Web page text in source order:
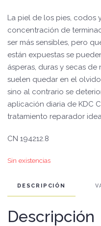
La piel de los pies, codos
concentración de
ser más sensibles, pero
están expuestas se
ásperas, duras y secas
suelen quedar en el
sino al contrario se
aplicación diaria de KDC
tratamiento reparador
CN 194212.8
Sin existencias
DESCRIPCIÓN
Descripción